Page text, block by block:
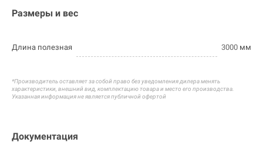
Размеры и вес
Длина полезная 3000 мм
*Производитель оставляет за собой право без уведомления дилера менять
характеристики, внешний вид, комплектацию товара и место его производства.
Указанная информация не является публичной офертой
Документация